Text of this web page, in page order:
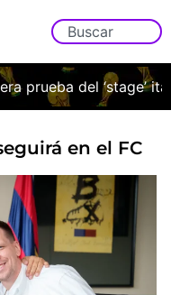
del ‘stage’
en el FC